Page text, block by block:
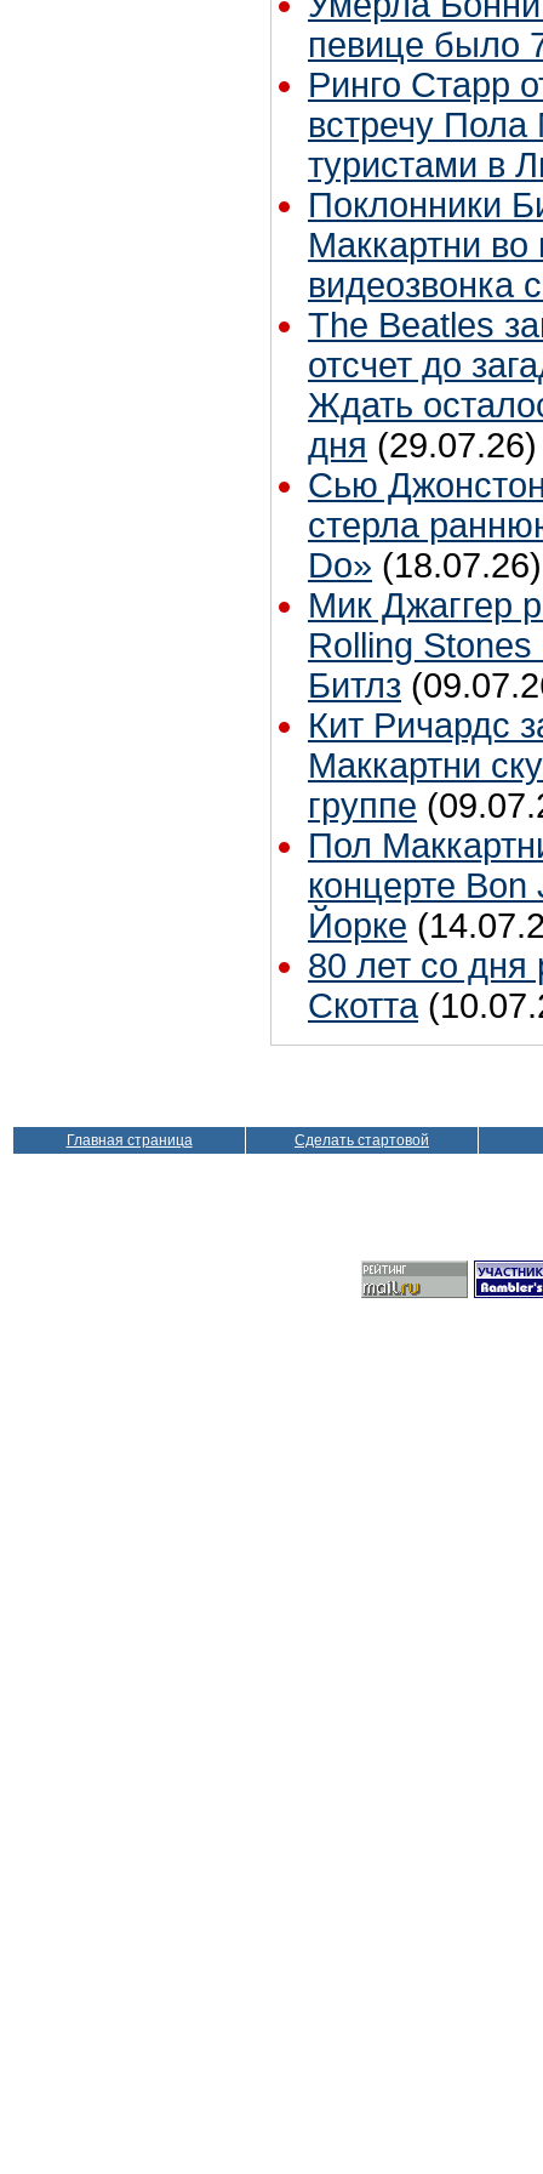
певице было
Ринго Старр
встречу Пола
туристами в
Поклонники
Маккартни во
видеозвонка
The Beatles
отсчет до
Ждать
дня (29.07.26)
Сью
стерла
Do» (18.07.26)
Мик Джаггер
Rolling Stones
Битлз
Кит Ричардс
Маккартни
группе
Пол
концерте
Йорке
80 лет со
Скотта
Главная страница Сделать стартовой